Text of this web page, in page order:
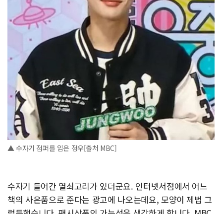
▲ 수자기 점퍼를 입은 정우[출처 MBC]
수자기 들어간 열쇠고리가 있더군요. 인터넷서점에서 어느
책의 사은품으로 준다는 광고에 나오는데요, 모양이 제법 그